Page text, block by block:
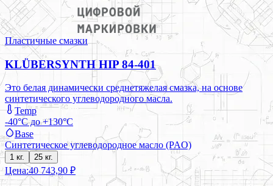
Пластичные смазки
KLÜBERSYNTH HIP 84-401
Это белая динамически среднетяжелая смазка, на основе
синтетического углеводородного масла.
Temp
-40°C до +130°C
Base
Синтетическое углеводородное масло (PAO)
1 кг. 25 кг.
Цена:40 743,90 ₽